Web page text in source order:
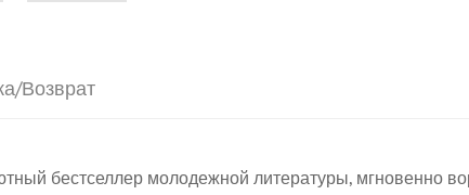
Возврат
бестселлер молодежной литературы, мгновенно